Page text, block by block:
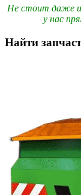
Не стоит даже
у нас
Найти